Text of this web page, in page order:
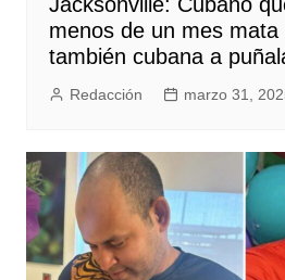
menos de un mes mata
también cubana a
Redacción marzo 31,